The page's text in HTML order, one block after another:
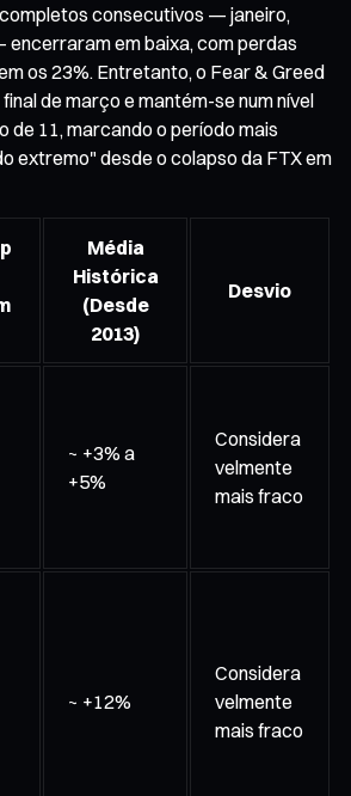
consecutivos — janeiro,
em baixa, com perdas
os 23%. Entretanto, o Fear & Greed
de março e mantém-se num nível
de 11, marcando o período mais
extremo" desde o colapso da FTX em
Média
Histórica
(Desde
2013)
Desvio
~ +3% a
+5%
Considera
velmente
mais fraco
~ +12%
Considera
velmente
mais fraco